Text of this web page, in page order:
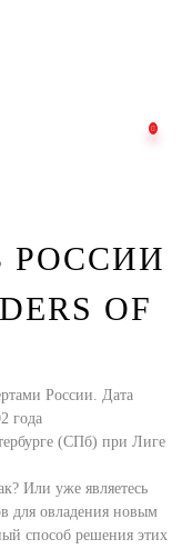
РОССИИ
OF
России. Дата
года
(СПб) при Лиге
Или уже являетесь
для овладения новым
способ решения этих